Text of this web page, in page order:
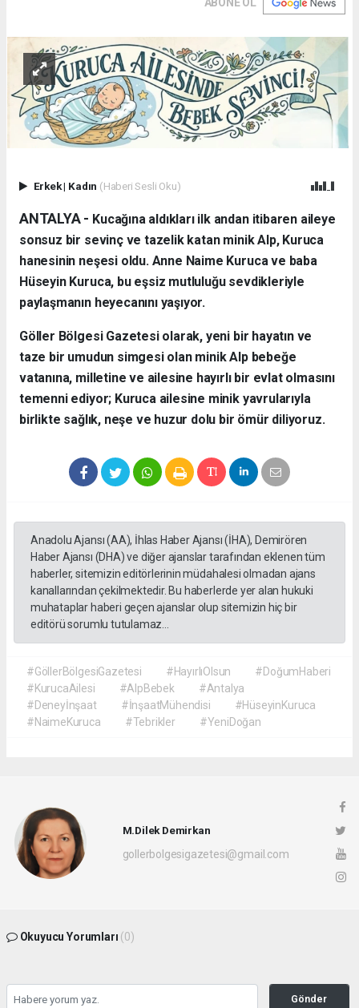
Erkek| Kadın (Haberi Sesli Oku)
ANTALYA - ​ Kucağına aldıkları ilk andan itibaren aileye
sonsuz bir sevinç ve tazelik katan minik Alp, Kuruca
hanesinin neşesi oldu. Anne Naime Kuruca ve baba
Hüseyin Kuruca, bu eşsiz mutluluğu sevdikleriyle
paylaşmanın heyecanını yaşıyor.
​Göller Bölgesi Gazetesi olarak, yeni bir hayatın ve
taze bir umudun simgesi olan minik Alp bebeğe
vatanına, milletine ve ailesine hayırlı bir evlat olmasını
temenni ediyor; Kuruca ailesine minik yavrularıyla
birlikte sağlık, neşe ve huzur dolu bir ömür diliyoruz.
Anadolu Ajansı (AA), İhlas Haber Ajansı (İHA), Demirören
Haber Ajansı (DHA) ve diğer ajanslar tarafından eklenen tüm
haberler, sitemizin editörlerinin müdahalesi olmadan ajans
kanallarından çekilmektedir. Bu haberlerde yer alan hukuki
muhataplar haberi geçen ajanslar olup sitemizin hiç bir
editörü sorumlu tutulamaz...
#GöllerBölgesiGazetesi #HayırlıOlsun
#DoğumHaberi
#KurucaAilesi
#AlpBebek
#Antalya
#Deneyİnşaat
#İnşaatMühendisi
#HüseyinKuruca
#NaimeKuruca
#Tebrikler #YeniDoğan
M.Dilek Demirkan
gollerbolgesigazetesi@gmail.com
Okuyucu Yorumları (0)
Gönder